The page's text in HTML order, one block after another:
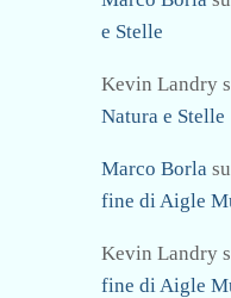
e Stelle
Kevin Landry
Natura e Stelle
Marco Borla su
fine di Aigle
Kevin Landry
fine di Aigle